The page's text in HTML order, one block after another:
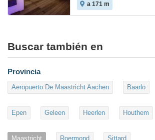
a 171 m
Buscar también en
Provincia
Aeropuerto De Maastricht Aachen Baarlo
Epen Geleen Heerlen Houthem
Maastricht Roermond Sittard